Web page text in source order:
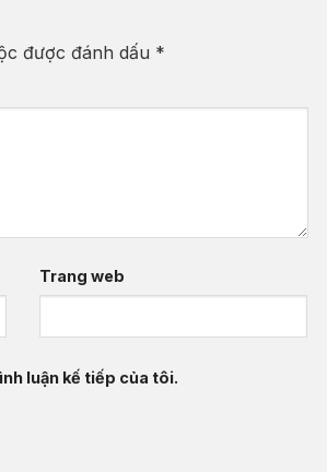
được đánh dấu *
Trang web
luận kế tiếp của tôi.